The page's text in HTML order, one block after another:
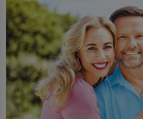
větší harmonii a klid. Je důležité